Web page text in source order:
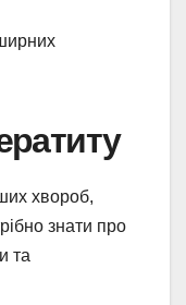
хвороб,
знати про
та